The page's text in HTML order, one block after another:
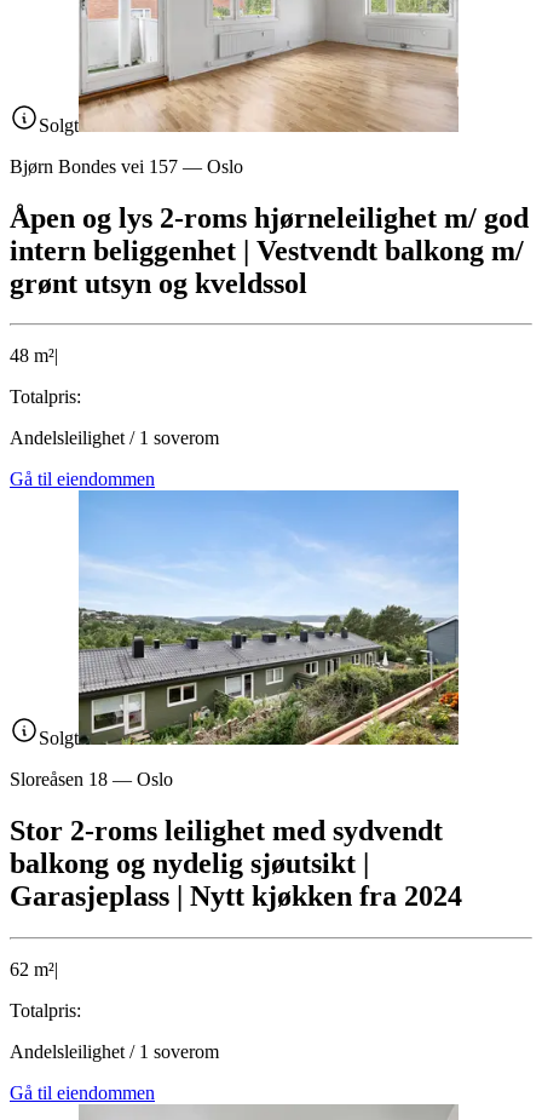
Solgt
Bjørn Bondes vei 157 — Oslo
Åpen og lys 2-roms hjørneleilighet m/ god
intern beliggenhet | Vestvendt balkong m/
grønt utsyn og kveldssol
48 m²|
Totalpris:
Andelsleilighet/ 1 soverom
Gå til eiendommen
Solgt
Sloreåsen 18 — Oslo
Stor 2-roms leilighet med sydvendt
balkong og nydelig sjøutsikt |
Garasjeplass | Nytt kjøkken fra 2024
62 m²|
Totalpris:
Andelsleilighet / 1 soverom
Gå til eiendommen